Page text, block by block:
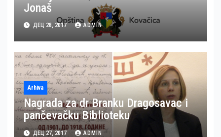
Jonaš
ДЕЦ 28, 2017 ADMIN
Arhiva
Nagrada za dr Branku Dragosavac i
pančevačku Biblioteku
ДЕЦ 27, 2017 ADMIN